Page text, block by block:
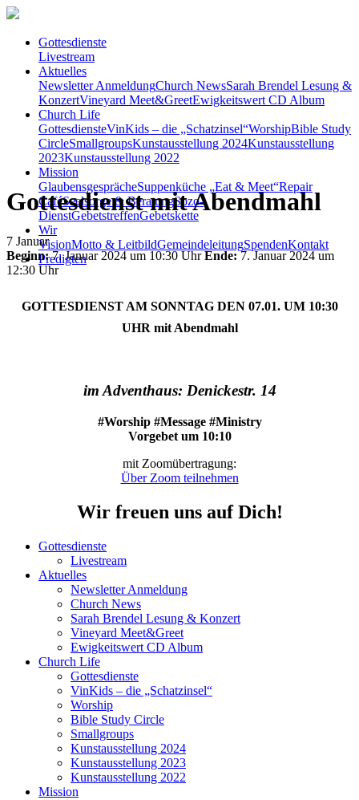
Gottesdienste
Livestream
Aktuelles
Newsletter AnmeldungChurch NewsSarah Brendel Lesung &
KonzertVineyard Meet&GreetEwigkeitswert CD Album
Church Life
GottesdiensteVinKids – die „Schatzinsel“WorshipBible Study
CircleSmallgroupsKunstausstellung 2024Kunstausstellung
2023Kunstausstellung 2022
Mission
GlaubensgesprächeSuppenküche „Eat & Meet“Repair
CaféSeelsorge & BeratungSozo-
DienstGebetstreffenGebetskette
Wir
VisionMotto & LeitbildGemeindeleitungSpendenKontakt
Predigten
Gottesdienst mit Abendmahl
7 Januar
Beginn:7. Januar 2024 um 10:30 UhrEnde:7. Januar 2024 um
12:30 Uhr
GOTTESDIENST AM SONNTAG DEN 07.01. UM 10:30
UHR mit Abendmahl
im Adventhaus: Denickestr. 14
#Worship #Message #Ministry
Vorgebet um 10:10
mit Zoomübertragung:
Über Zoom teilnehmen
Wir freuen uns auf Dich!
Gottesdienste
Livestream
Aktuelles
Newsletter Anmeldung
Church News
Sarah Brendel Lesung & Konzert
Vineyard Meet&Greet
Ewigkeitswert CD Album
Church Life
Gottesdienste
VinKids – die „Schatzinsel“
Worship
Bible Study Circle
Smallgroups
Kunstausstellung 2024
Kunstausstellung 2023
Kunstausstellung 2022
Mission